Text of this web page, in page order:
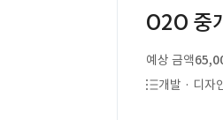
O2O 중
예상 금액
개발 · 디자